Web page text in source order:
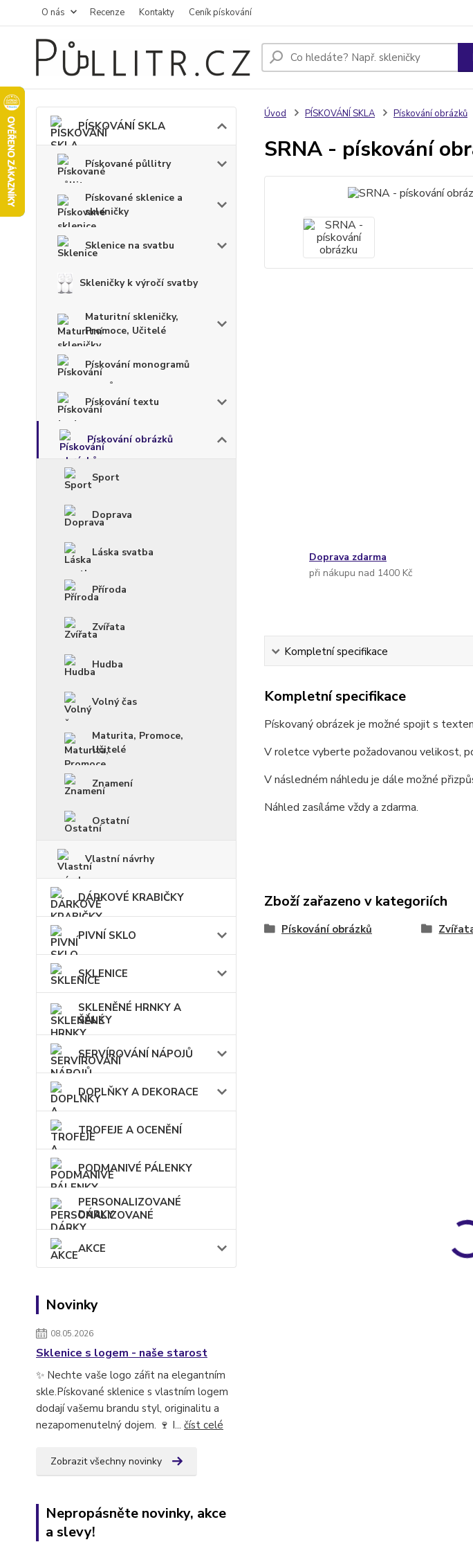
O nás Recenze Kontakty Ceník pískování
PÍSKOVÁNÍ SKLA
Pískované půllitry
Pískované sklenice a
skleničky
Sklenice na svatbu
Skleničky k výročí svatby
Maturitní skleničky,
Promoce, Učitelé
Pískování monogramů
Pískování textu
Pískování obrázků
Sport
Doprava
Láska svatba
Příroda
Zvířata
Hudba
Volný čas
Maturita, Promoce,
Učitelé
Znamení
Ostatní
Vlastní návrhy
DÁRKOVÉ KRABIČKY
PIVNÍ SKLO
SKLENICE
SKLENĚNÉ HRNKY A
ŠÁLKY
SERVÍROVÁNÍ NÁPOJŮ
DOPLŇKY A DEKORACE
TROFEJE A OCENĚNÍ
PODMANIVÉ PÁLENKY
PERSONALIZOVANÉ
DÁRKY
AKCE
Novinky
08.05.2026
Sklenice s logem - naše starost
✨ Nechte vaše logo zářit na elegantním
skle.Pískované sklenice s vlastním logem
dodají vašemu brandu styl, originalitu a
nezapomenutelný dojem. 🍷 I... číst celé
Zobrazit všechny novinky
Nepropásněte novinky, akce
a slevy!
Úvod PÍSKOVÁNÍ SKLA Pískování obrázků
SRNA - pískování
Doprava zdarma
při nákupu nad 1400 Kč
Kompletní specifikace
Kompletní specifikace
Pískovaný obrázek je možné spojit s
V roletce vyberte požadovanou velikost,
V následném náhledu je dále možné
Náhled zasíláme vždy a zdarma.
Zboží zařazeno v kategoriích
Pískování obrázků